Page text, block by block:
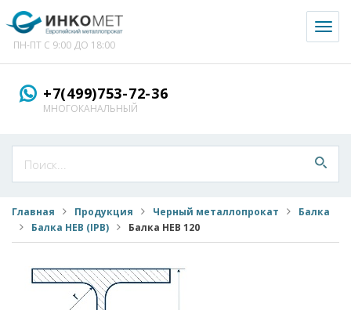
ПН-ПТ С 9:00 ДО 18:00
+7(499)753-72-36
МНОГОКАНАЛЬНЫЙ
Главная Продукция Черный металлопрокат
Балка
Балка HEB (IPB)
Балка HEB 120